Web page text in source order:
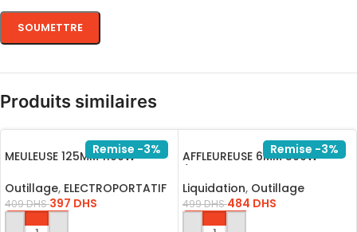
Produits similaires
Remise -3%
MEULEUSE 125MM 1100W
Outillage, ELECTROPORTATIF
409DHS 397 DHS
Remise -3%
AFFLEUREUSE 6MM 500W
Liquidation, Outillage
499DHS 484 DHS